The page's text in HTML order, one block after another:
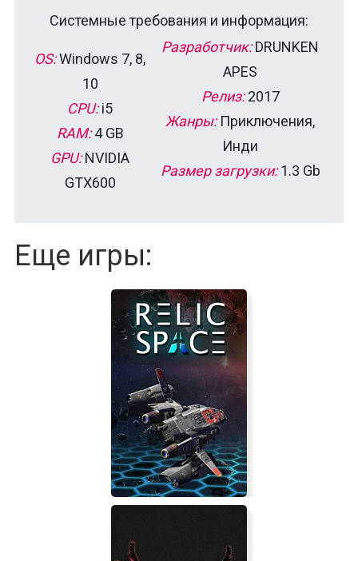
Системные требования и информация:
OS:Windows 7, 8,
10
CPU:i5
RAM:4 GB
GPU:NVIDIA
GTX600
Разработчик:DRUNKEN
APES
Релиз:2017
Жанры:Приключения,
Инди
Размер загрузки:1.3 Gb
Еще игры: